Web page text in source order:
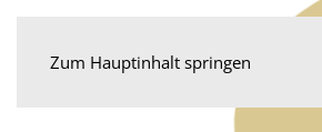
Zum Hauptinhalt springen